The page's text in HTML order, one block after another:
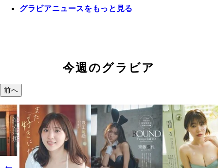
グラビアニュースをもっと見る
今週のグラビア
前へ